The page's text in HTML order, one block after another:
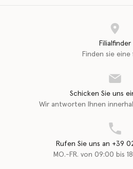
Filialfinder
Finden sie eine
Schicken Sie uns
Wir antworten Ihnen
Rufen Sie uns an +39
MO.-FR. von 09:00 bis